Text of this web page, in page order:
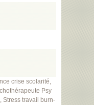
crise scolarité,
érapeute Psy
, Stress travail burn-